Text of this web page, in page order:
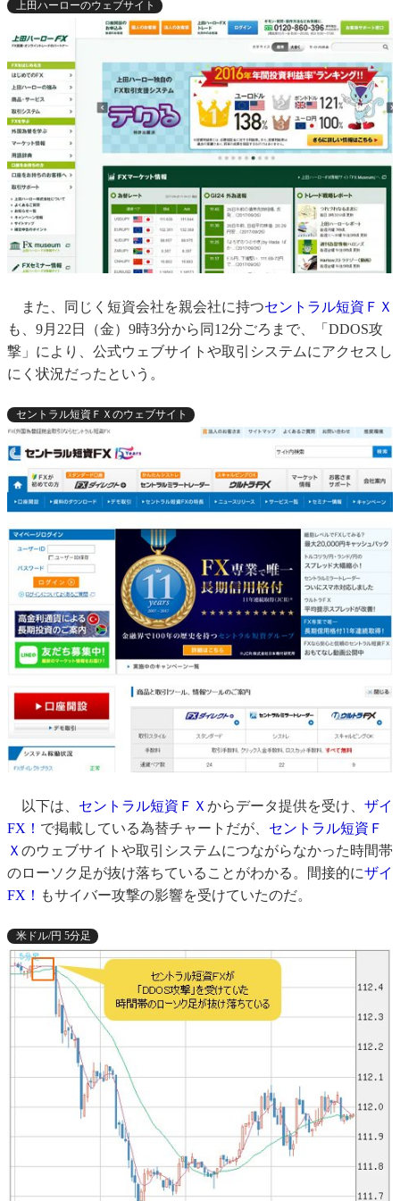
上田ハーローのウェブサイト
また、同じく短資会社を親会社に持つセントラル短資ＦＸ
も、9月22日（金）9時3分から同12分ごろまで、「DDOS攻
撃」により、公式ウェブサイトや取引システムにアクセスし
にく状況だったという。
セントラル短資ＦＸのウェブサイト
以下は、 セントラル短資ＦＸ からデータ提供を受け、 ザイ
FX！ で掲載している為替チャートだが、 セントラル短資Ｆ
Ｘ のウェブサイトや取引システムにつながらなかった時間帯
のローソク足が抜け落ちていることがわかる。間接的にザイ
FX！ もサイバー攻撃の影響を受けていたのだ。
米ドル/円 5分足